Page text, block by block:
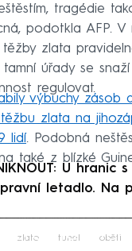
tragédie
podotkla AFP. V
zlata
úřady se
regulovat.
výbuchy zásob
zlata na
lidí. Podobná
také z blízké
U hranic
letadlo. Na
Failed to fetch
zlato tunel oběti